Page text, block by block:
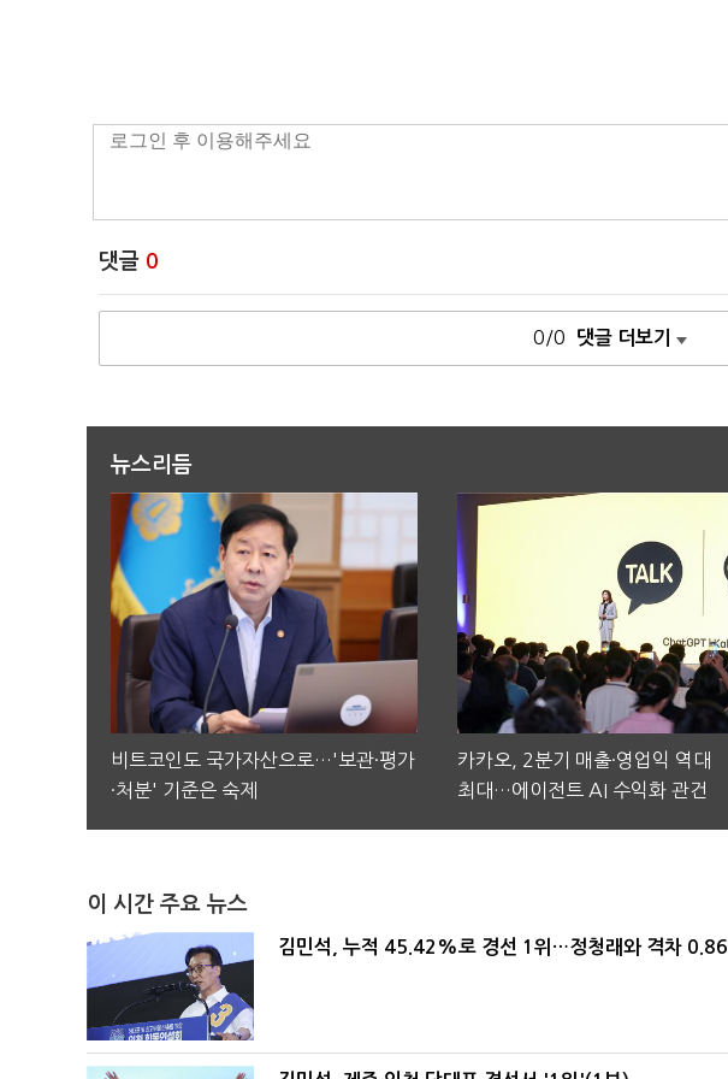
댓글 0
0/0 댓글 더보기
뉴스리듬
비트코인도 국가자산으로…'보관·평가
·처분' 기준은 숙제
카카오, 2분기 매출·영업익 역대
최대…에이전트 AI 수익화 관건
이 시간 주요 뉴스
김민석, 누적 45.42%로 경선 1위…정청래와 격차